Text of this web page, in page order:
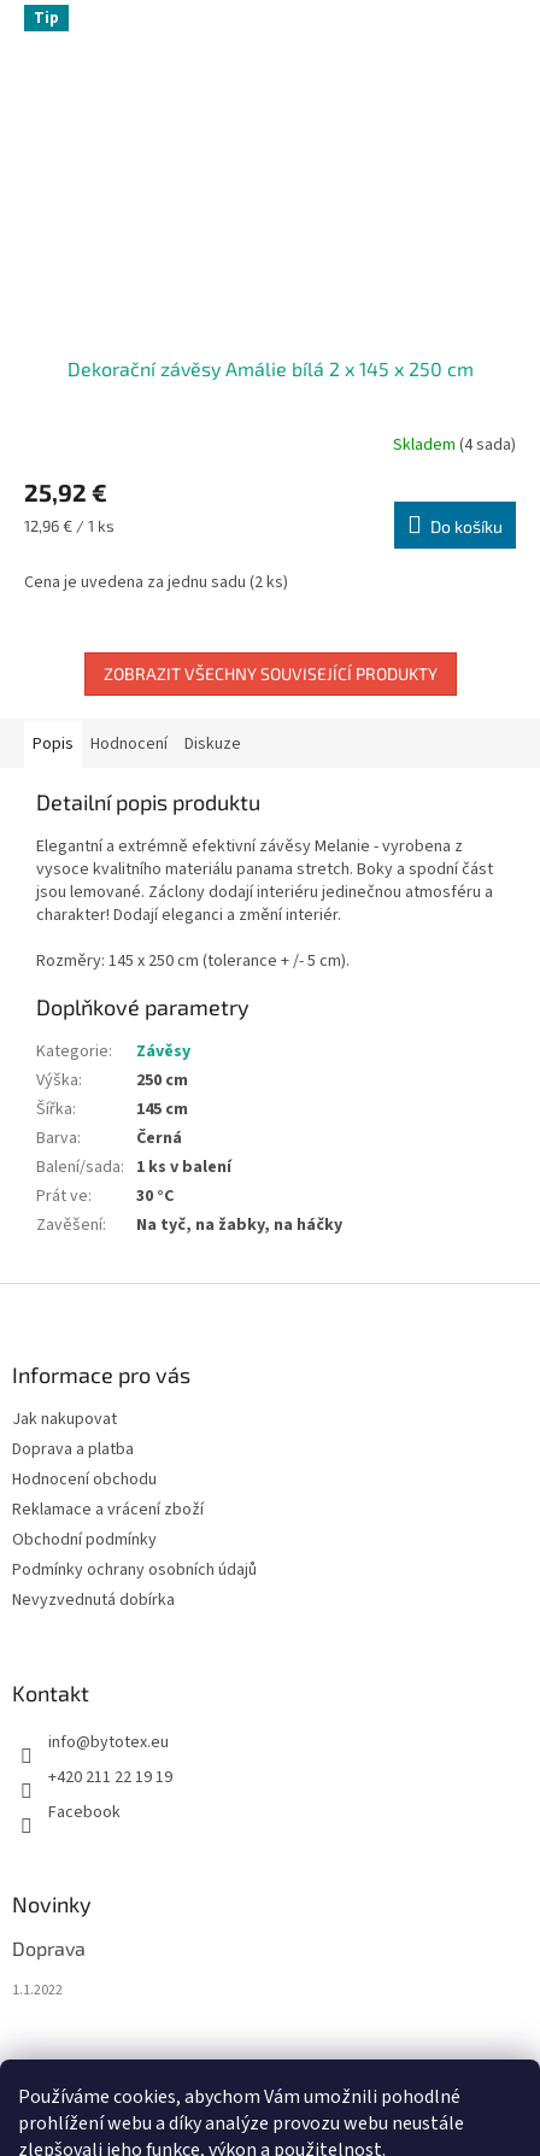
Používáme cookies, abychom Vám umožnili pohodlné
prohlížení webu a díky analýze provozu webu neustále
zlepšovali jeho funkce, výkon a použitelnost.
Tip
Dekorační závěsy Amálie bílá 2 x 145 x 250 cm
Skladem (4 sada)
25,92 €
Měrná
12,96 € / 1 ks Do košíku
Cena je uvedena za jednu sadu (2 ks)
ZOBRAZIT VŠECHNY SOUVISEJÍCÍ PRODUKTY
Popis Hodnocení Diskuze
Detailní popis produktu
Elegantní a extrémně efektivní závěsy Melanie - vyrobena z
vysoce kvalitního materiálu panama stretch. Boky a spodní část
jsou lemované. Záclony dodají interiéru jedinečnou atmosféru a
charakter! Dodají eleganci a změní interiér.
Rozměry: 145 x 250 cm (tolerance + /- 5 cm).
Doplňkové parametry
Kategorie:
Závěsy
Výška:
250 cm
Šířka:
145 cm
Barva:
Černá
Balení/sada: 1 ks v balení
Prát ve:
30 °C
Zavěšení: Na tyč, na žabky, na háčky
Informace pro vás
Jak nakupovat
Doprava a platba
Hodnocení obchodu
Reklamace a vrácení zboží
Obchodní podmínky
Podmínky ochrany osobních údajů
Nevyzvednutá dobírka
Kontakt
info@bytotex.eu
+420 211 22 19 19
Facebook
Novinky
Doprava
1.1.2022
0KS /0 €